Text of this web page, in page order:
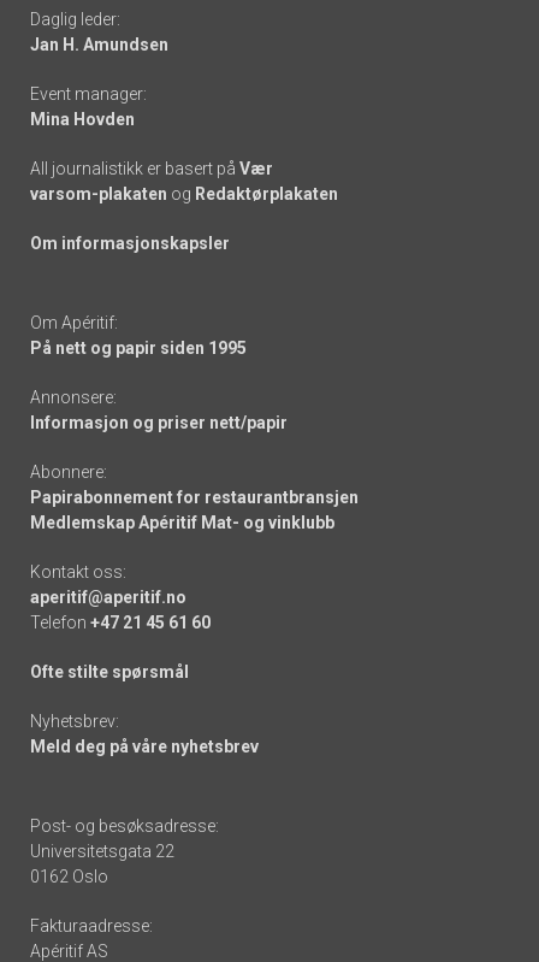
links
Daglig leder:
Jan H. Amundsen
Event manager:
Mina Hovden
All journalistikk er basert på Vær
varsom-plakaten og Redaktørplakaten
Om informasjonskapsler
Om Apéritif:
På nett og papir siden 1995
Annonsere:
Informasjon og priser nett/papir
Abonnere:
Papirabonnement for restaurantbransjen
Medlemskap Apéritif Mat- og vinklubb
Kontakt oss:
aperitif@aperitif.no
Telefon +47 21 45 61 60
Ofte stilte spørsmål
Nyhetsbrev:
Meld deg på våre nyhetsbrev
Post- og besøksadresse:
Universitetsgata 22
0162 Oslo
Fakturaadresse:
Apéritif AS